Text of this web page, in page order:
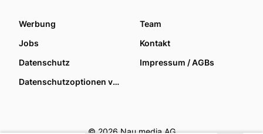
Werbung
Team
Jobs
Kontakt
Datenschutz
Impressum / AGBs
Datenschutzoptionen verwalten
© 2026 Nau media AG